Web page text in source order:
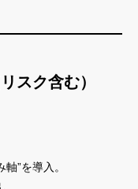
スク含む）
”を導入。